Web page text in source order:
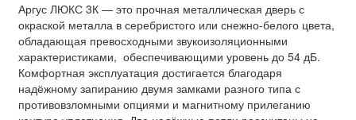
Аргус ЛЮКС 3К — это прочная металлическая дверь с
окраской металла в серебристого или снежно-белого цвета,
обладающая превосходными звукоизоляционными
характеристиками, обеспечивающими уровень до 54 дБ.
Комфортная эксплуатация достигается благодаря
надёжному запиранию двумя замками разного типа с
противовзломными опциями и магнитному прилеганию